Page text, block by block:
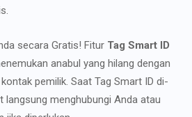
secara Gratis! Fitur Tag Smart ID
anabul yang hilang dengan
pemilik. Saat Tag Smart ID di-
langsung menghubungi Anda atau